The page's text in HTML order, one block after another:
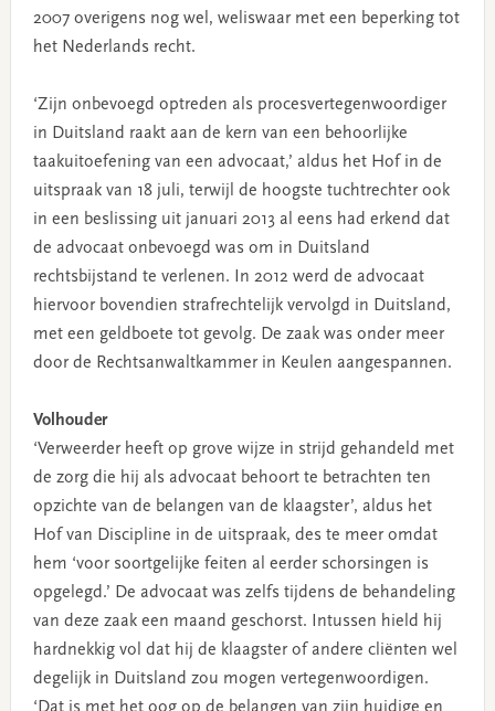
2007 overigens nog wel, weliswaar met een beperking tot
het Nederlands recht.
‘Zijn onbevoegd optreden als procesvertegenwoordiger
in Duitsland raakt aan de kern van een behoorlijke
taakuitoefening van een advocaat,’ aldus het Hof in de
uitspraak van 18 juli, terwijl de hoogste tuchtrechter ook
in een beslissing uit januari 2013 al eens had erkend dat
de advocaat onbevoegd was om in Duitsland
rechtsbijstand te verlenen. In 2012 werd de advocaat
hiervoor bovendien strafrechtelijk vervolgd in Duitsland,
met een geldboete tot gevolg. De zaak was onder meer
door de Rechtsanwaltkammer in Keulen aangespannen.
Volhouder
‘Verweerder heeft op grove wijze in strijd gehandeld met
de zorg die hij als advocaat behoort te betrachten ten
opzichte van de belangen van de klaagster’, aldus het
Hof van Discipline in de uitspraak, des te meer omdat
hem ‘voor soortgelijke feiten al eerder schorsingen is
opgelegd.’ De advocaat was zelfs tijdens de behandeling
van deze zaak een maand geschorst.
Intussen hield hij
hardnekkig vol dat hij de klaagster of andere cliënten wel
degelijk in Duitsland zou mogen vertegenwoordigen.